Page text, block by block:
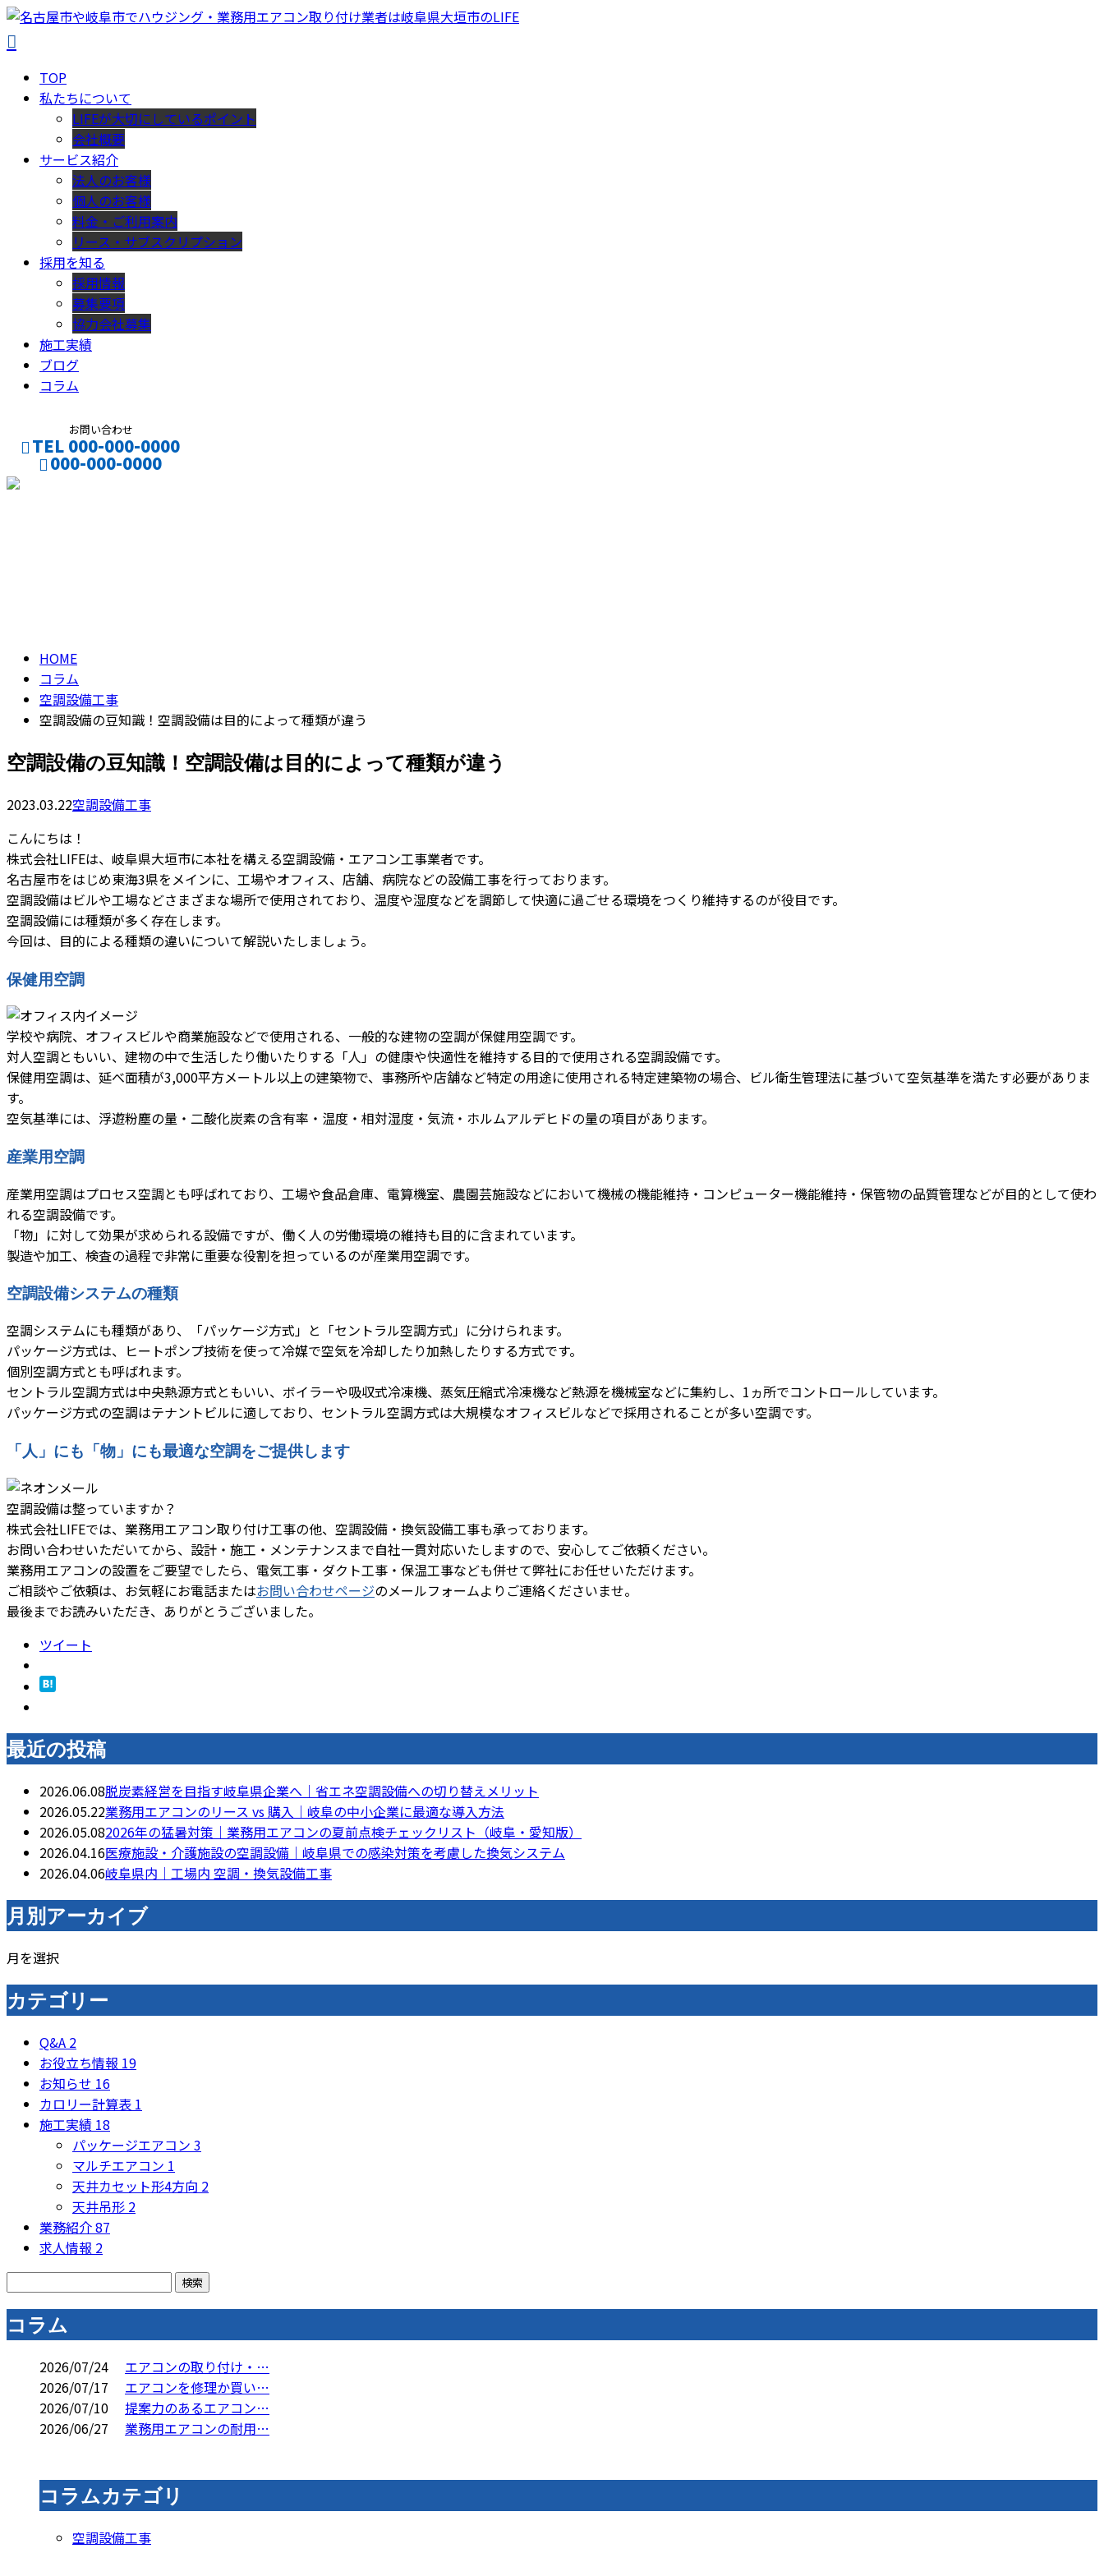
TOP
私たちについて
LIFEが大切にしているポイント
会社概要
サービス紹介
法人のお客様
個人のお客様
料金・ご利用案内
リース・サブスクリプション
採用を知る
採用情報
募集要項
協力会社募集
施工実績
ブログ
コラム
お問い合わせ
TEL 000-000-0000
000-000-0000
HOME
コラム
空調設備工事
空調設備の豆知識！空調設備は目的によって種類が違う
空調設備の豆知識！空調設備は目的によって種類が違う
2023.03.22空調設備工事
こんにちは！
株式会社LIFEは、岐阜県大垣市に本社を構える空調設備・エアコン工事業者です。
名古屋市をはじめ東海3県をメインに、工場やオフィス、店舗、病院などの設備工事を行っております。
空調設備はビルや工場などさまざまな場所で使用されており、温度や湿度などを調節して快適に過ごせる環境をつくり維持するのが役目です。
空調設備には種類が多く存在します。
今回は、目的による種類の違いについて解説いたしましょう。
保健用空調
学校や病院、オフィスビルや商業施設などで使用される、一般的な建物の空調が保健用空調です。
対人空調ともいい、建物の中で生活したり働いたりする「人」の健康や快適性を維持する目的で使用される空調設備です。
保健用空調は、延べ面積が3,000平方メートル以上の建築物で、事務所や店舗など特定の用途に使用される特定建築物の場合、ビル衛生管理法に基づいて空気基準を満たす必要がありま
す。
空気基準には、浮遊粉塵の量・二酸化炭素の含有率・温度・相対湿度・気流・ホルムアルデヒドの量の項目があります。
産業用空調
産業用空調はプロセス空調とも呼ばれており、工場や食品倉庫、電算機室、農園芸施設などにおいて機械の機能維持・コンピューター機能維持・保管物の品質管理などが目的として使わ
れる空調設備です。
「物」に対して効果が求められる設備ですが、働く人の労働環境の維持も目的に含まれています。
製造や加工、検査の過程で非常に重要な役割を担っているのが産業用空調です。
空調設備システムの種類
空調システムにも種類があり、「パッケージ方式」と「セントラル空調方式」に分けられます。
パッケージ方式は、ヒートポンプ技術を使って冷媒で空気を冷却したり加熱したりする方式です。
個別空調方式とも呼ばれます。
セントラル空調方式は中央熱源方式ともいい、ボイラーや吸収式冷凍機、蒸気圧縮式冷凍機など熱源を機械室などに集約し、1ヵ所でコントロールしています。
パッケージ方式の空調はテナントビルに適しており、セントラル空調方式は大規模なオフィスビルなどで採用されることが多い空調です。
「人」にも「物」にも最適な空調をご提供します
空調設備は整っていますか？
株式会社LIFEでは、業務用エアコン取り付け工事の他、空調設備・換気設備工事も承っております。
お問い合わせいただいてから、設計・施工・メンテナンスまで自社一貫対応いたしますので、安心してご依頼ください。
業務用エアコンの設置をご要望でしたら、電気工事・ダクト工事・保温工事なども併せて弊社にお任せいただけます。
ご相談やご依頼は、お気軽にお電話またはお問い合わせページのメールフォームよりご連絡くださいませ。
最後までお読みいただき、ありがとうございました。
ツイート
最近の投稿
2026.06.08脱炭素経営を目指す岐阜県企業へ｜省エネ空調設備への切り替えメリット
2026.05.22業務用エアコンのリース vs 購入｜岐阜の中小企業に最適な導入方法
2026.05.082026年の猛暑対策｜業務用エアコンの夏前点検チェックリスト（岐阜・愛知版）
2026.04.16医療施設・介護施設の空調設備｜岐阜県での感染対策を考慮した換気システム
2026.04.06岐阜県内｜工場内 空調・換気設備工事
月別アーカイブ
月を選択
カテゴリー
Q&A 2
お役立ち情報 19
お知らせ 16
カロリー計算表 1
施工実績 18
パッケージエアコン 3
マルチエアコン 1
天井カセット形4方向 2
天井吊形 2
業務紹介87
求人情報 2
コラム
2026/07/24
エアコンの取り付け・…
2026/07/17
エアコンを修理か買い…
2026/07/10
提案力のあるエアコン…
2026/06/27
業務用エアコンの耐用…
コラムカテゴリ
空調設備工事